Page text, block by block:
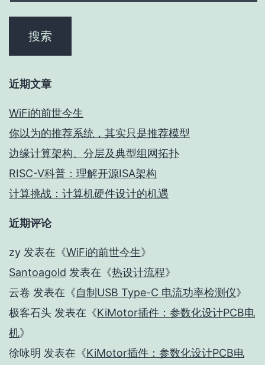
近期文章
WiFi的前世今生
你以为的推荐系统，其实只是推荐模型
边缘计算架构、分层及典型组网拓扑
RISC-V科普：理解开源ISA架构
计算挑战：计算机硬件设计的机遇
近期评论
zy 发表在《WiFi的前世今生》
Santoagold 发表在《热设计流程》
云卷 发表在《自制USB Type-C 电流功率检测仪》
极客石头 发表在《KiMotor插件：参数化设计PCB电
机》
徐咏明 发表在《KiMotor插件：参数化设计PCB电